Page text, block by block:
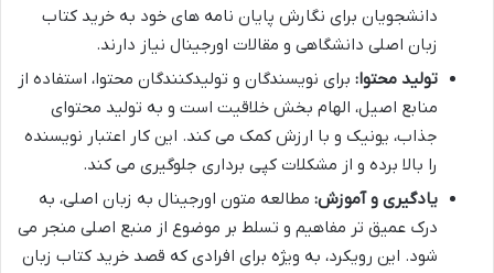
دانشجویان برای نگارش پایان نامه های خود به خرید کتاب
زبان اصلی دانشگاهی و مقالات اورجینال نیاز دارند.
تولید محتوا: برای نویسندگان و تولیدکنندگان محتوا، استفاده از
منابع اصیل، الهام بخش خلاقیت است و به تولید محتوای
جذاب، یونیک و با ارزش کمک می کند. این کار اعتبار نویسنده
را بالا برده و از مشکلات کپی برداری جلوگیری می کند.
یادگیری و آموزش: مطالعه متون اورجینال به زبان اصلی، به
درک عمیق تر مفاهیم و تسلط بر موضوع از منبع اصلی منجر می
شود. این رویکرد، به ویژه برای افرادی که قصد خرید کتاب زبان